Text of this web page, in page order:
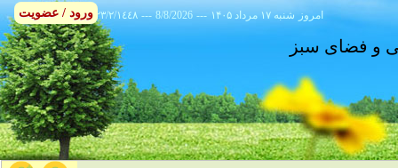
٢٣/٢/١٤٤٨ --- 8/8/2026 --- ۱۴۰۵ شنبه ۱۷ مرداد امروز
و فضای سبز
ورود / عضویت